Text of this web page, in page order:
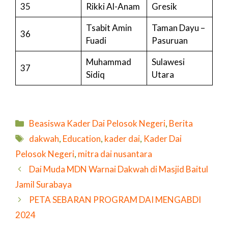
35 Rikki Al-Anam Gresik
36
Tsabit Amin
Fuadi
Taman Dayu –
Pasuruan
37
Muhammad
Sidiq
Sulawesi
Utara
Kategori
Beasiswa Kader Dai Pelosok Negeri, Berita
Tag
dakwah, Education, kader dai, Kader Dai
Pelosok Negeri, mitra dai nusantara
Dai Muda MDN Warnai Dakwah di Masjid Baitul
Jamil Surabaya
PETA SEBARAN PROGRAM DAI MENGABDI
2024